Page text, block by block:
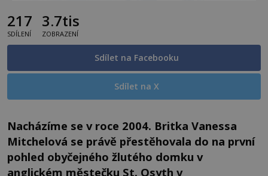
217
SDÍLENÍ
3.7tis
ZOBRAZENÍ
Sdílet na Facebooku
Sdílet na X
Nacházíme se v roce 2004. Britka Vanessa
Mitchelová se právě přestěhovala do na první
pohled obyčejného žlutého domku v
anglickém městečku St. Osyth v